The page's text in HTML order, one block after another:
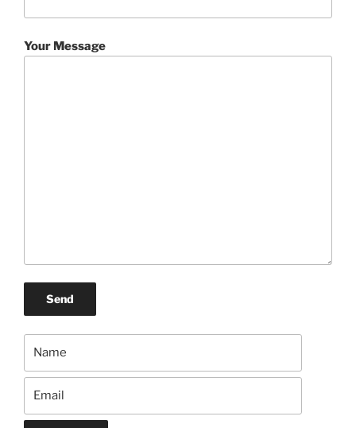
Your Message